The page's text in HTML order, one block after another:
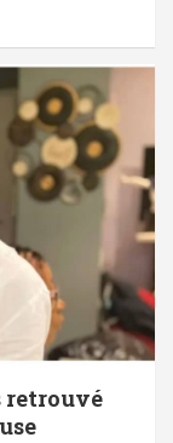
retrouvé